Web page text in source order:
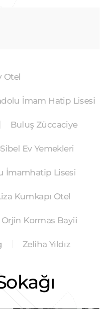
Otel
İmam Hatip Lisesi
Buluş Züccaciye
Ev Yemekleri
İmamhatip Lisesi
Kumkapı Otel
Orjin Kormas Bayii
Zeliha Yıldız